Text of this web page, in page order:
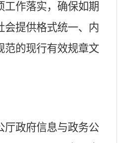
工作落实，确保如期
会提供格式统一、内
范的现行有效规章文
厅政府信息与政务公